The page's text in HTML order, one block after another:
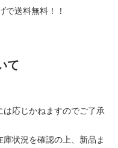
で送料無料！！
て
応じかねますのでご了承
状況を確認の上、新品ま